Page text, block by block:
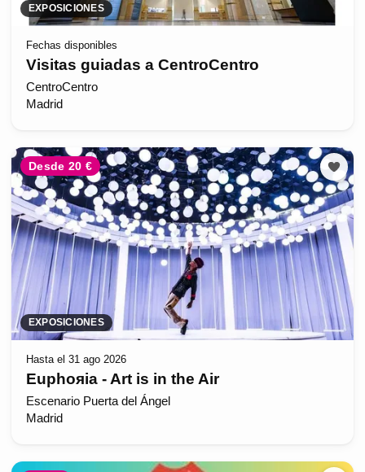
EXPOSICIONES
Fechas disponibles
Visitas guiadas a CentroCentro
CentroCentro
Madrid
Desde 20 €
EXPOSICIONES
Hasta el 31 ago 2026
Euphoяia - Art is in the Air
Escenario Puerta del Ángel
Madrid